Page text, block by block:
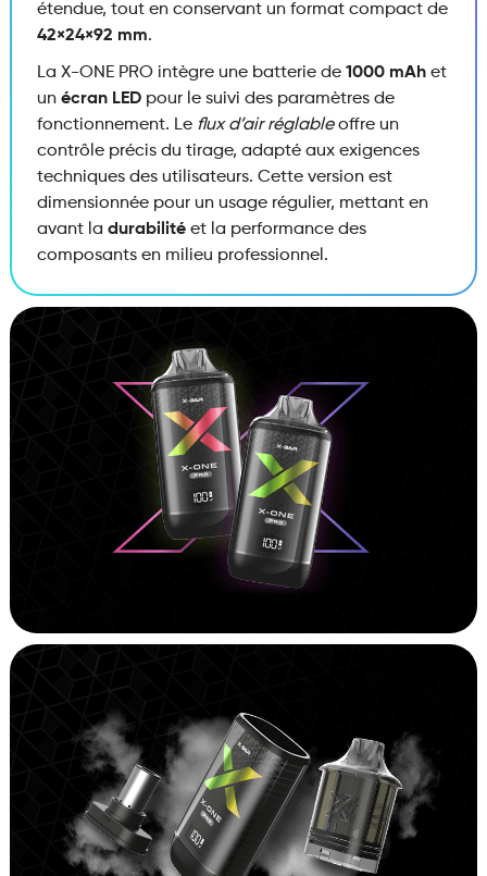
étendue, tout en conservant un format compact de
42×24×92 mm.
La X-ONE PRO intègre une batterie de 1000 mAhet
un écran LEDpour le suivi des paramètres de
fonctionnement. Le flux d’air réglableoffre un
contrôle précis du tirage, adapté aux exigences
techniques des utilisateurs. Cette version est
dimensionnée pour un usage régulier, mettant en
avant la durabilitéet la performance des
composants en milieu professionnel.